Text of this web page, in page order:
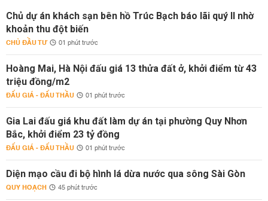
Chủ dự án khách sạn bên hồ Trúc Bạch báo lãi quý II nhờ
khoản thu đột biến
CHỦ ĐẦU TƯ 01 phút trước
Hoàng Mai, Hà Nội đấu giá 13 thửa đất ở, khởi điểm từ 43
triệu đồng/m2
ĐẤU GIÁ - ĐẤU THẦU 01 phút trước
Gia Lai đấu giá khu đất làm dự án tại phường Quy Nhơn
Bắc, khởi điểm 23 tỷ đồng
ĐẤU GIÁ - ĐẤU THẦU 01 phút trước
Diện mạo cầu đi bộ hình lá dừa nước qua sông Sài Gòn
QUY HOẠCH 45 phút trước